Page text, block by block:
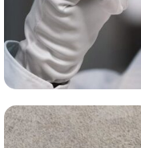
Оценка часов